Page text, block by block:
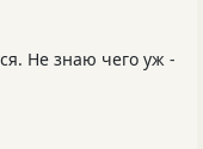
Не знаю чего уж -